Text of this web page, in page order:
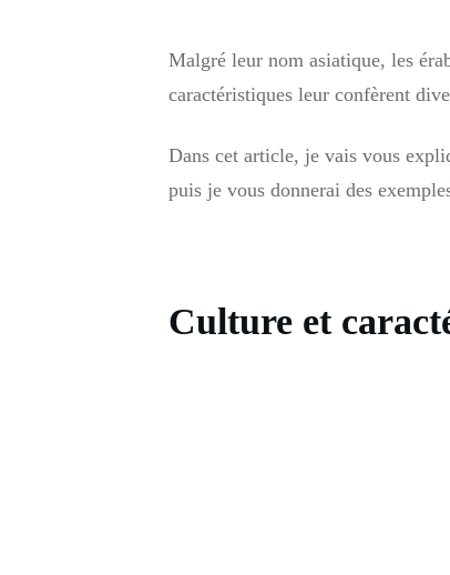
Malgré leur nom asiatique, les
caractéristiques leur confèrent
Dans cet article, je vais vous
puis je vous donnerai des
Culture et